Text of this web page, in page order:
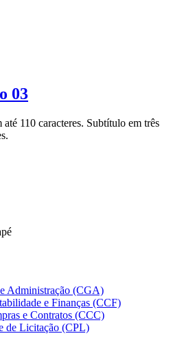
03
110 caracteres. Subtítulo em três
Administração (CGA)
e Finanças (CCF)
e Contratos (CCC)
de Licitação (CPL)